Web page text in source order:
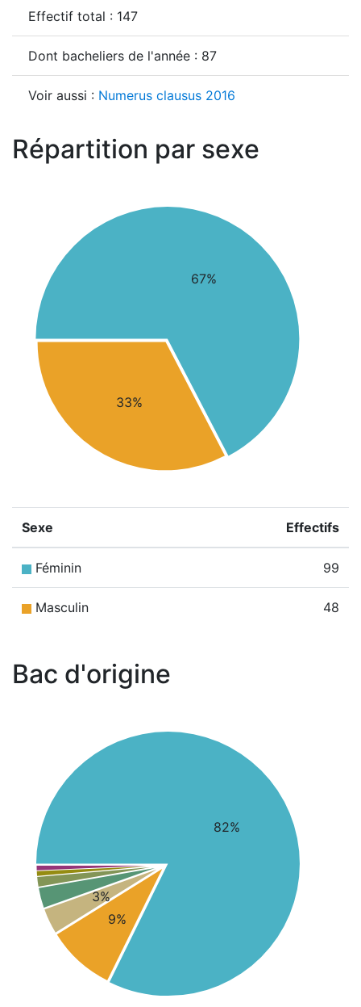
Effectif total : 147
Dont bacheliers de l'année : 87
Voir aussi : Numerus clausus 2016
Répartition par sexe
67%
33%
Sexe Effectifs
Féminin 99
Masculin 48
Bac d'origine
82%
9%
3%